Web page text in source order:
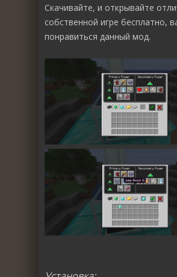
Скачивайте, и открывайте
собственной игре бесплатно,
понравиться данный мод.